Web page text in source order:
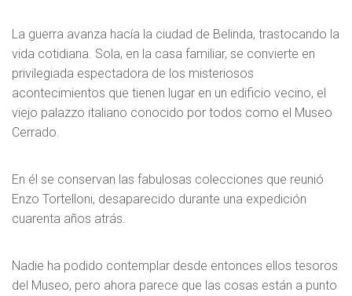
La guerra avanza hacía la ciudad de Belinda, trastocando la
vida cotidiana. Sola, en la casa familiar, se convierte en
privilegiada espectadora de los misteriosos
acontecimientos que tienen lugar en un edificio vecino, el
viejo palazzo italiano conocido por todos como el Museo
Cerrado.
En él se conservan las fabulosas colecciones que reunió
Enzo Tortelloni, desaparecido durante una expedición
cuarenta años atrás.
Nadie ha podido contemplar desde entonces ellos tesoros
del Museo, pero ahora parece que las cosas están a punto